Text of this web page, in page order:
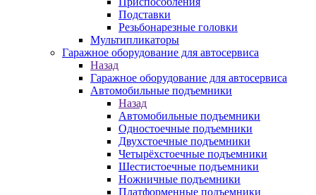
Подставки
Резьбонарезные головки
Мультипликаторы
Гаражное оборудование для автосервиса
Назад
Гаражное оборудование для автосервиса
Автомобильные подъемники
Назад
Автомобильные подъемники
Одностоечные подъемники
Двухстоечные подъемники
Четырёхстоечные подъемники
Шестистоечные подъемники
Ножничные подъемники
Платформенные подъемники